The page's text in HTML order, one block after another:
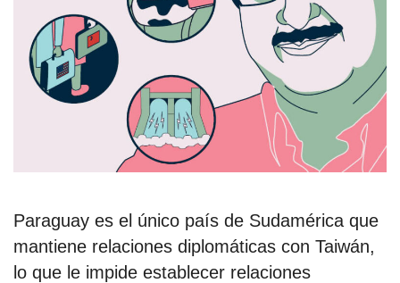
consumo ilustrado
surti impreso
Paraguay es el único país de Sudamérica que
mantiene relaciones diplomáticas con Taiwán,
lo que le impide establecer relaciones